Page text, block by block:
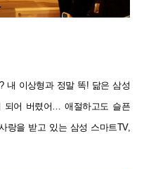
내 이상형과 정말 똑! 닮은 삼성
되어 버렸어… 애절하고도 슬픈
랑을 받고 있는 삼성 스마트TV,